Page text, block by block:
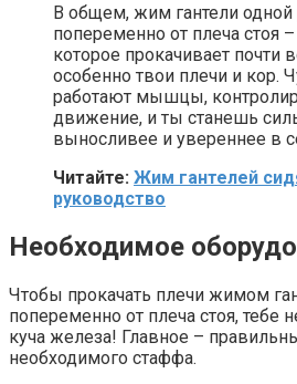
В общем, жим гантели одной
попеременно от плеча стоя
которое прокачивает почти
особенно твои плечи и кор.
работают мышцы,
движение, и ты станешь
выносливее и увереннее в
Читайте: Жим гантелей
руководство
Необходимое
Чтобы прокачать плечи жимом
попеременно от плеча стоя, тебе
куча железа! Главное –
необходимого стаффа.